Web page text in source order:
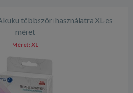
többszöri használatra XL-es
méret
Méret:XL